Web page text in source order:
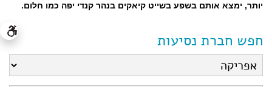
יותר, ימצא אותם בשפע בשייט קיאקים בנהר קנדי יפה כמו חלום.
חפש חברת נסיעות